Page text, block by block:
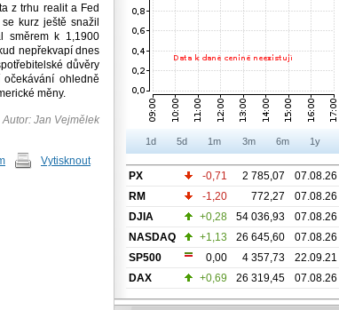
z trhu realit a Fed
kurz ještě snažil
směrem k 1,1900
nepřekvapí dnes
důvěry
ohledně
měny.
Autor: Jan Vejmělek
Vytisknout
1d 5d 1m 3m 6m 1y
PX -0,71 2 785,07
07.08.26
RM
-1,20 772,27
07.08.26
DJIA
+0,28 54 036,93
07.08.26
NASDAQ
+1,13 26 645,60
07.08.26
SP500
0,00 4 357,73
22.09.21
DAX
+0,69 26 319,45 07.08.26